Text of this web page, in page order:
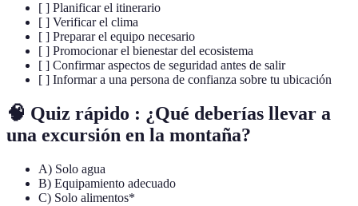
[ ] Planificar el itinerario
[ ] Verificar el clima
[ ] Preparar el equipo necesario
[ ] Promocionar el bienestar del ecosistema
[ ] Confirmar aspectos de seguridad antes de salir
[ ] Informar a una persona de confianza sobre tu ubicación
🧠 Quiz rápido : ¿Qué deberías llevar a
una excursión en la montaña?
A) Solo agua
B) Equipamiento adecuado
C) Solo alimentos*